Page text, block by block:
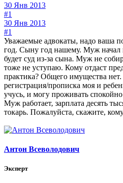
30 Янв 2013
#1
30 Янв 2013
#1
Уважаемые адвокаты, надо ваша
год. Сыну год нашему. Муж начал
будет суд из-за сына. Муж не
тоже не уступаю. Кому отдаст
практика? Общего имущества
регистрация/прописка моя и
учусь, и могу проживать
Муж работает, зарплата десять
токарь. Пожалуйста, скажите,
Антон Всеволодович
Эксперт